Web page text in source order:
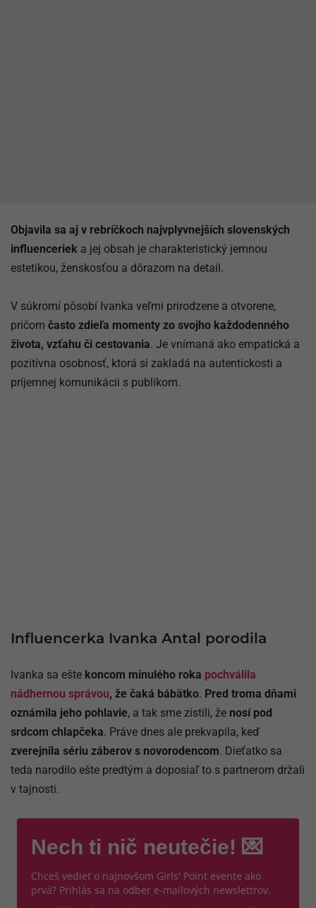
Objavila sa aj v rebríčkoch najvplyvnejších slovenských
influenceriek a jej obsah je charakteristický jemnou
estetikou, ženskosťou a dôrazom na detail.
V súkromí pôsobí Ivanka veľmi prirodzene a otvorene,
pričom často zdieľa momenty zo svojho každodenného
života, vzťahu či cestovania. Je vnímaná ako empatická a
pozitívna osobnosť, ktorá si zakladá na autentickosti a
príjemnej komunikácii s publikom.
Influencerka Ivanka Antal porodila
Ivanka sa ešte koncom minulého roka pochválila
nádhernou správou, že čaká bábätko. Pred troma dňami
oznámila jeho pohlavie, a tak sme zistili, že nosí pod
srdcom chlapčeka. Práve dnes ale prekvapila, keď
zverejnila sériu záberov s novorodencom. Dieťatko sa
teda narodilo ešte predtým a doposiaľ to s partnerom držali
v tajnosti.
Nech ti nič neutečie! 💌
Chceš vedieť o najnovšom Girls' Point evente ako
prvá? Prihlás sa na odber e-mailových newslettrov.